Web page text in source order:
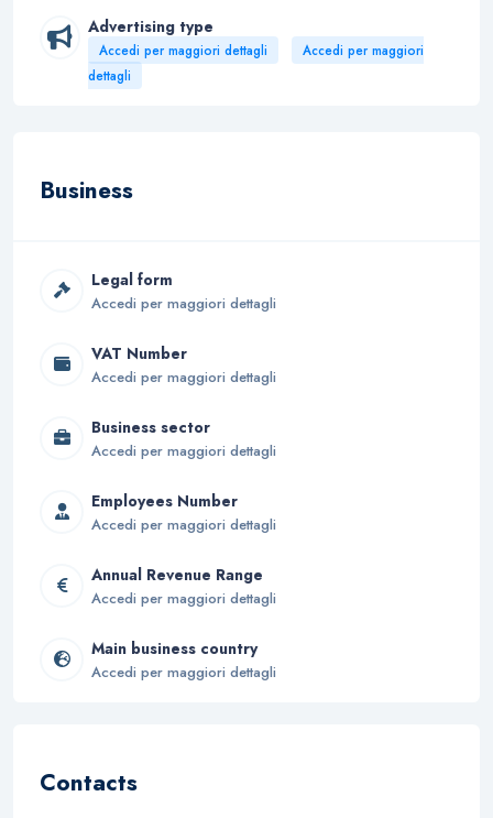
Advertising type
Accedi per maggiori dettagli
Accedi per maggiori
dettagli
Business
Legal form
Accedi per maggiori dettagli
VAT Number
Accedi per maggiori dettagli
Business sector
Accedi per maggiori dettagli
Employees Number
Accedi per maggiori dettagli
Annual Revenue Range
Accedi per maggiori dettagli
Main business country
Accedi per maggiori dettagli
Contacts